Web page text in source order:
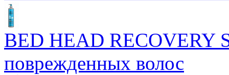
BED HEAD RECOVERY
поврежденных волос